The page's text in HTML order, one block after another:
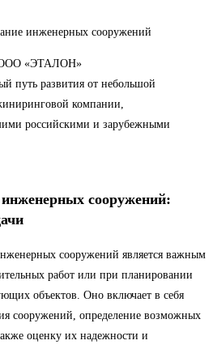
инженерных сооружений
ООО «ЭТАЛОН»
путь развития от небольшой
компании,
российскими и зарубежными
сооружений:
сооружений является важным
работ или при планировании
объектов. Оно включает в себя
сооружений, определение возможных
оценку их надежности и